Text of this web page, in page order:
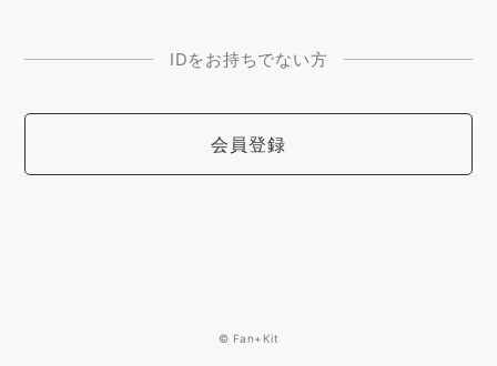
IDをお持ちでない方
会員登録
© Fan+Kit